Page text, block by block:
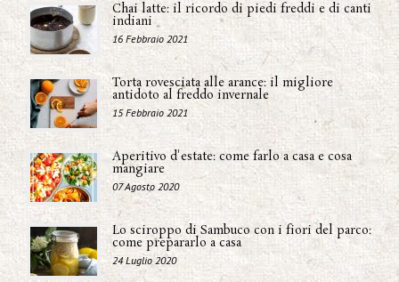
Chai latte: il ricordo di piedi freddi e di canti
indiani
16 Febbraio 2021
Torta rovesciata alle arance: il migliore
antidoto al freddo invernale
15 Febbraio 2021
Aperitivo d'estate: come farlo a casa e cosa
mangiare
07 Agosto 2020
Lo sciroppo di Sambuco con i fiori del parco:
come prepararlo a casa
24 Luglio 2020